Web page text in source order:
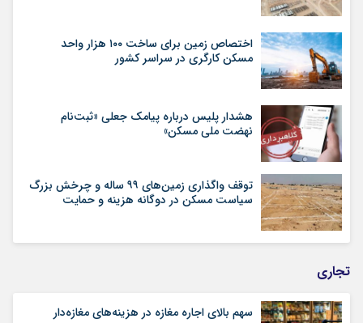
اختصاص زمین برای ساخت ۱۰۰ هزار واحد
مسکن کارگری در سراسر کشور
هشدار پلیس درباره پیامک جعلی «ثبت‌نام
نهضت ملی مسکن»
توقف واگذاری زمین‌های ۹۹ ساله و چرخش بزرگ
سیاست مسکن در دوگانه هزینه و حمایت
تجاری
سهم بالای اجاره‌‌ مغازه در هزینه‌‌های مغازه‌‌دار